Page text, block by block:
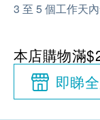
3 至 5 個工作天
本店購物滿
即睇